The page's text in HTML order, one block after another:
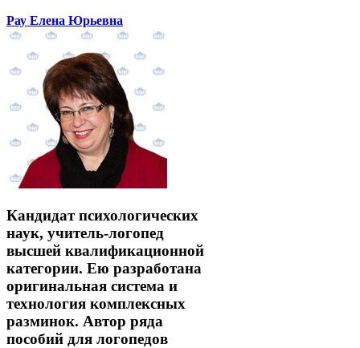
Рау Елена Юрьевна
Кандидат психологических
наук, учитель-логопед
высшей квалификационной
категории. Ею разработана
оригинальная система и
технология комплексных
разминок. Автор ряда
пособий для логопедов